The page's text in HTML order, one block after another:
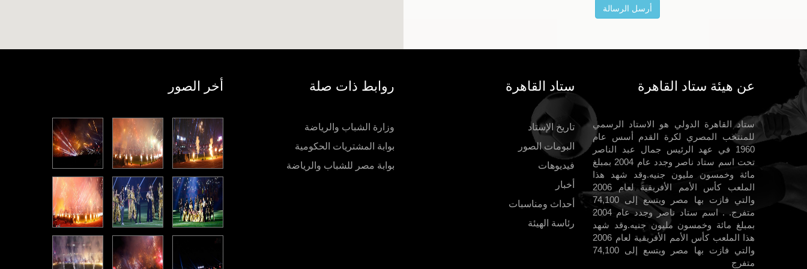
عن هيئة ستاد القاهرة
ستاد القاهرة الدولي هو الاستاد الرسمي
للمنتخب المصري لكرة القدم أسس عام
1960 في عهد الرئيس جمال عبد الناصر
تحت اسم ستاد ناصر وجدد عام 2004 بمبلغ
مائة وخمسون مليون جنيه.وقد شهد هذا
الملعب كأس الأمم الأفريقية لعام 2006
والتي فازت بها مصر ويتسع إلى 74,100
متفرج. . اسم ستاد ناصر وجدد عام 2004
بمبلغ مائة وخمسون مليون جنيه.وقد شهد
هذا الملعب كأس الأمم الأفريقية لعام 2006
والتي فازت بها مصر ويتسع إلى 74,100
متفرج
ستاد القاهرة
تاريخ الإستاد
البومات الصور
فيديوهات
أخبار
أحداث ومناسبات
رئاسة الهيئة
روابط ذات صلة
وزارة الشباب والرياضة
بوابة المشتريات الحكومية
بوابة مصر للشباب والرياضة
أخر الصور